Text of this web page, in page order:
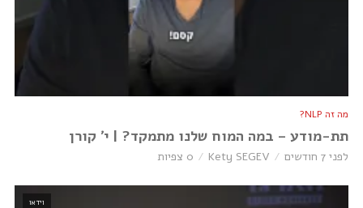
מה זה NLP?
תת-מודע – במה המוח שלנו מתמקד? | י׳ קורן
לפני 7 חודשים Kety SEGEV 0 צפיות
וידאו